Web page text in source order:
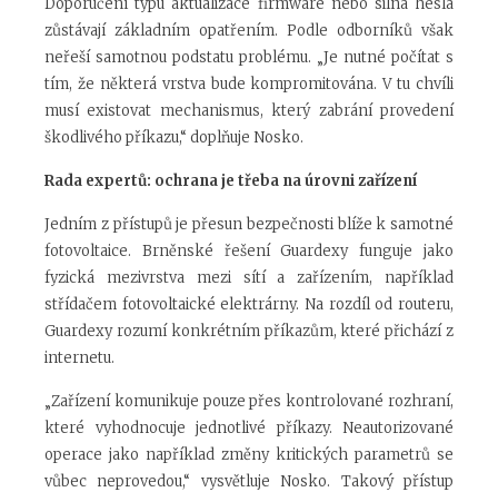
zůstávají základním opatřením. Podle odborníků však
neřeší samotnou podstatu problému. „Je nutné počítat s
tím, že některá vrstva bude kompromitována. V tu chvíli
musí existovat mechanismus, který zabrání provedení
škodlivého příkazu,“ doplňuje Nosko.
Rada expertů: ochrana je třeba na úrovni zařízení
Jedním z přístupů je přesun bezpečnosti blíže k samotné
fotovoltaice. Brněnské řešení Guardexy funguje jako
fyzická mezivrstva mezi sítí a zařízením, například
střídačem fotovoltaické elektrárny. Na rozdíl od routeru,
Guardexy rozumí konkrétním příkazům, které přichází z
internetu.
„Zařízení komunikuje pouze přes kontrolované rozhraní,
které vyhodnocuje jednotlivé příkazy. Neautorizované
operace jako například změny kritických parametrů se
vůbec neprovedou,“
vysvětluje Nosko. Takový přístup